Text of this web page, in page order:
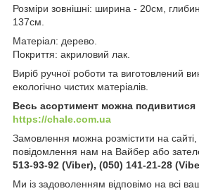
Розміри зовнішні: ширина - 20см,
137см.
Матеріал: дерево.
Покриття: акриловий лак.
Виріб ручної роботи та виготовлений
екологічно чистих матеріалів.
Весь асортимент можна подивитися
https://chale.com.ua
Замовлення можна розмістити на
повідомлення нам на Вайбер або
513-93-92 (Viber), (050) 141-21-28
Ми із задоволенням відповімо на всі